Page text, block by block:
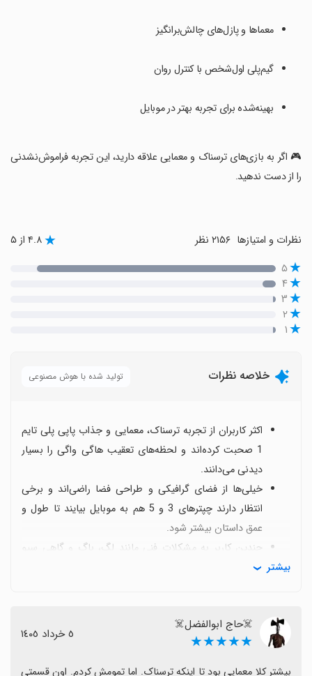
معماها و پازل‌های چالش‌برانگیز
گیم‌پلی اول‌شخص با کنترل روان
بهینه‌شده برای تجربه بهتر در موبایل
🎮 اگر به بازی‌های ترسناک و معمایی علاقه دارید، این تجربه فراموش‌نشدنی
را از دست ندهید.
نظرات و امتیازها ۴.۸ از ۵
۵
۴
۳
۲
۱
خلاصه نظرات تولید شده با هوش مصنوعی
اکثر کاربران از تجربه ترسناک، معمایی و جذاب پاپی پلی تایم
1 صحبت کرده‌اند و لحظه‌های تعقیب هاگی واگی را بسیار
دیدنی می‌دانند.
خیلی‌ها از فضای گرافیکی و طراحی فضا راضی‌اند و برخی
انتظار دارند چپترهای 3 و 5 هم به موبایل بیایند تا طول و
عمق داستان بیشتر شود.
چندین کاربر به مشکلات فنی مانند لگ، باگ و گاهی سیو
نشدن مرحله‌ها اشاره کرده‌اند که این موارد را می‌توان به
انتشار فصل‌های بعدی روی پلتفرم‌های موبایل یا فراهم بودن
دانلودهای معتبر صحبت می‌کنند.
به طور کلی بازی با فضاسازی ترسناک و معمایی، طرفداران
بیشتر
☠️حاج ابوالفضل☠️
★★★★★ ٥ خرداد ١٤٠٥